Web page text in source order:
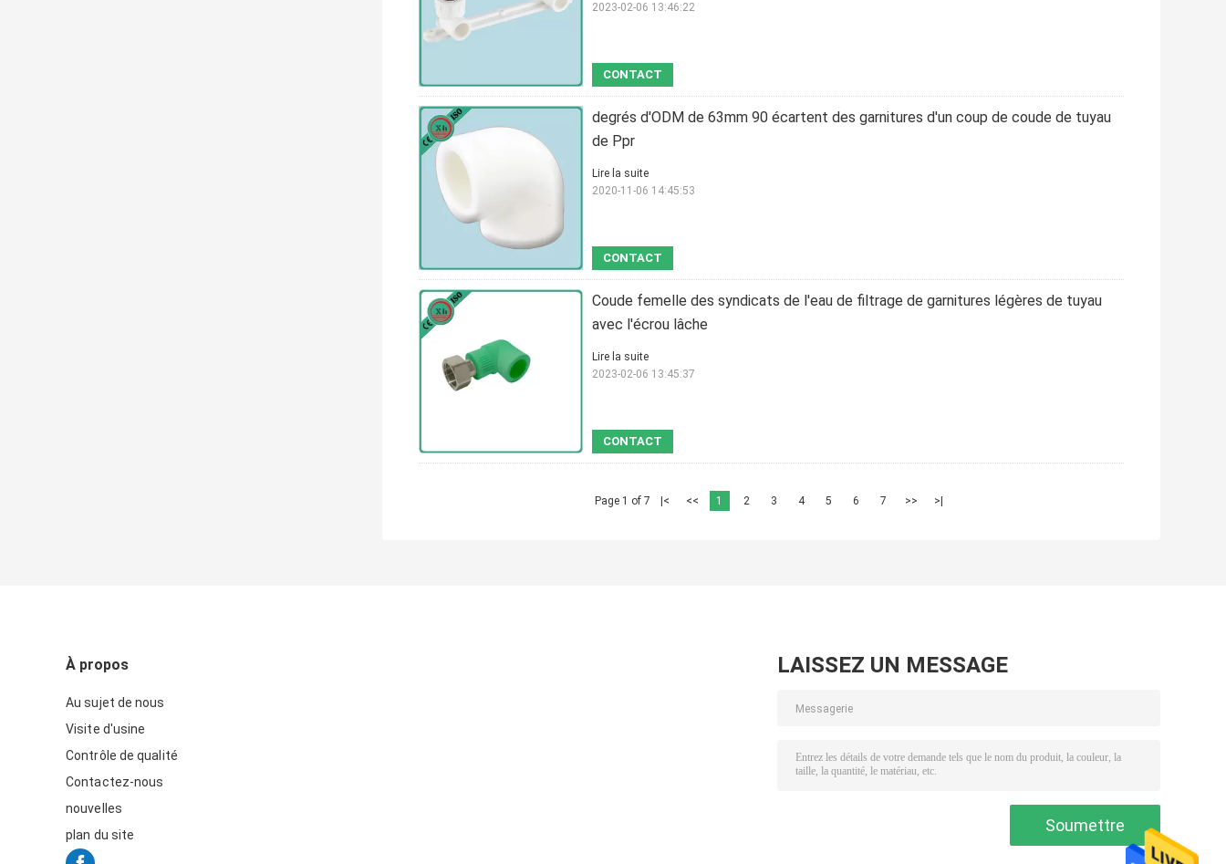
CONTACT
2023-02-06 13:46:22
degrés d'ODM de 63mm 90 écartent des garnitures d'un coup de coude de tuyau
de Ppr
CONTACT
Lire la suite
2020-11-06 14:45:53
Coude femelle des syndicats de l'eau de filtrage de garnitures légères de tuyau
avec l'écrou lâche
CONTACT
Lire la suite
2023-02-06 13:45:37
Page 1 of 7 |< << 1 2 3 4 5 6 7 >> >|
À propos
Au sujet de nous
Visite d'usine
Contrôle de qualité
Contactez-nous
nouvelles
plan du site
LAISSEZ UN MESSAGE